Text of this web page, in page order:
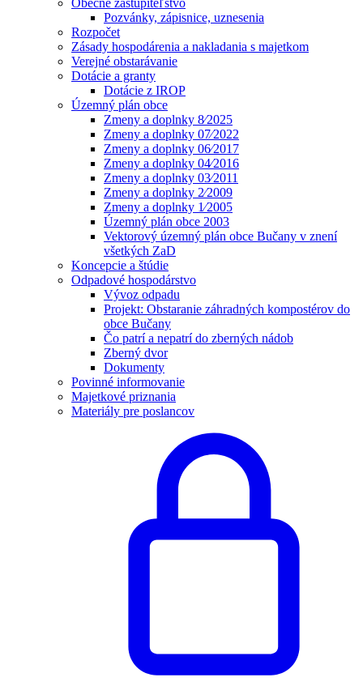
Obecné zastupiteľstvo
Pozvánky, zápisnice, uznesenia
Rozpočet
Zásady hospodárenia a nakladania s majetkom
Verejné obstarávanie
Dotácie a granty
Dotácie z IROP
Územný plán obce
Zmeny a doplnky 8⁄2025
Zmeny a doplnky 07⁄2022
Zmeny a doplnky 06⁄2017
Zmeny a doplnky 04⁄2016
Zmeny a doplnky 03⁄2011
Zmeny a doplnky 2⁄2009
Zmeny a doplnky 1⁄2005
Územný plán obce 2003
Vektorový územný plán obce Bučany v znení
všetkých ZaD
Koncepcie a štúdie
Odpadové hospodárstvo
Vývoz odpadu
Projekt: Obstaranie záhradných kompostérov do
obce Bučany
Čo patrí a nepatrí do zberných nádob
Zberný dvor
Dokumenty
Povinné informovanie
Majetkové priznania
Materiály pre poslancov